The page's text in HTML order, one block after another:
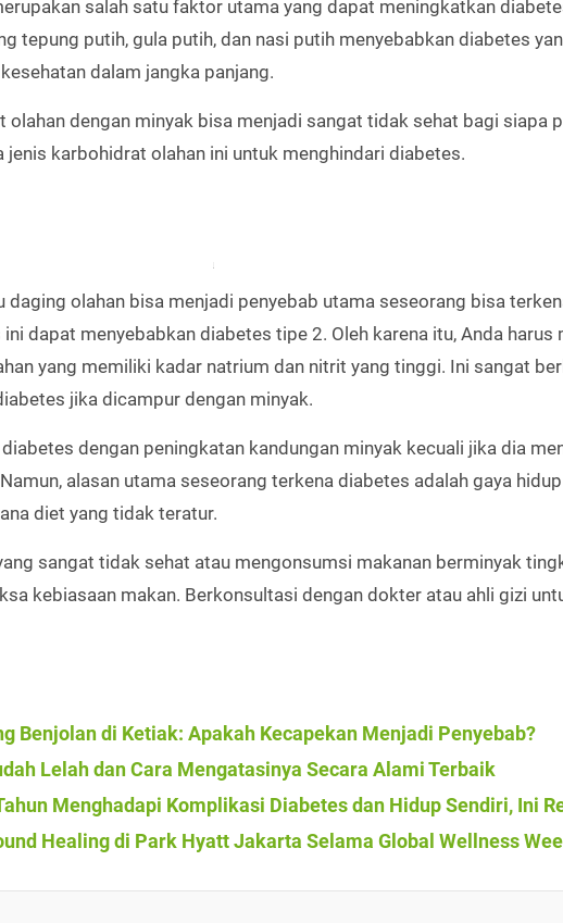
salah satu faktor utama yang dapat meningkatkan
tepung putih, gula putih, dan nasi putih menyebabkan diabetes
dalam jangka panjang.
dengan minyak bisa menjadi sangat tidak sehat bagi siapa
karbohidrat olahan ini untuk menghindari diabetes.
olahan bisa menjadi penyebab utama seseorang bisa
dapat menyebabkan diabetes tipe 2. Oleh karena itu, Anda harus
yang memiliki kadar natrium dan nitrit yang tinggi. Ini sangat
jika dicampur dengan minyak.
dengan peningkatan kandungan minyak kecuali jika dia
alasan utama seseorang terkena diabetes adalah gaya
diet yang tidak teratur.
sangat tidak sehat atau mengonsumsi makanan berminyak
kebiasaan makan. Berkonsultasi dengan dokter atau ahli gizi
Benjolan di Ketiak: Apakah Kecapekan Menjadi Penyebab?
Lelah dan Cara Mengatasinya Secara Alami Terbaik
Menghadapi Komplikasi Diabetes dan Hidup Sendiri, Ini
Healing di Park Hyatt Jakarta Selama Global Wellness